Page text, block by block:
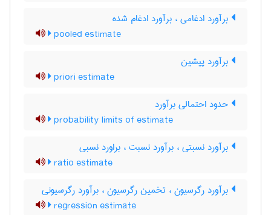
برآورد ادغامی ، برآورد ادغام شده
pooled estimate
برآورد پیشین
priori estimate
حدود احتمالی برآورد
probability limits of estimate
برآورد نسبتی ، برآورد نسبت ، براورد نسبی
ratio estimate
برآورد رگرسیون ، تخمین رگرسیون ، برآورد رگرسیونی
regression estimate